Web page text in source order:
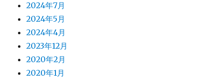
2024年7月
2024年5月
2024年4月
2023年12月
2020年2月
2020年1月